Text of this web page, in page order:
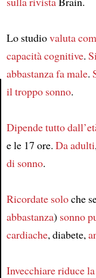
Lo studiovaluta
capacità cognitive.
abbastanzafa male.
il troppo sonno.
Dipendetutto
e le 17 ore. Da adulti
di sonno.
Ricordate soloche
abbastanza) sonno
cardiache, diabete,
Invecchiareriduce